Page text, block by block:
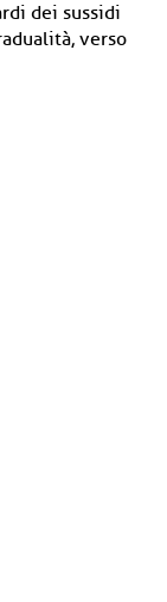
dei sussidi
verso